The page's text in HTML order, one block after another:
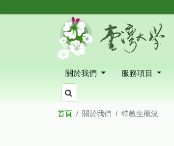
關於我們 服務項目
首頁 關於我們 特教生概況